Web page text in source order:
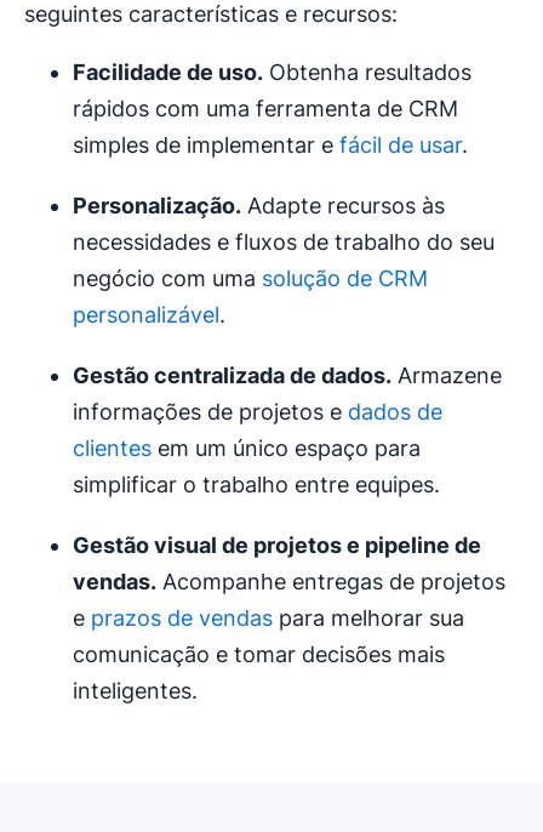
seguintes características e recursos:
Facilidade de uso. Obtenha resultados
rápidos com uma ferramenta de CRM
simples de implementar e fácil de usar.
Personalização. Adapte recursos às
necessidades e fluxos de trabalho do seu
negócio com uma solução de CRM
personalizável.
Gestão centralizada de dados. Armazene
informações de projetos e dados de
clientes em um único espaço para
simplificar o trabalho entre equipes.
Gestão visual de projetos e pipeline de
vendas. Acompanhe entregas de projetos
e prazos de vendas para melhorar sua
comunicação e tomar decisões mais
inteligentes.